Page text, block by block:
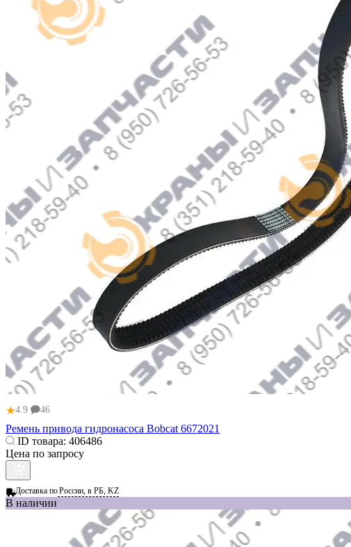
★4.9 46
Ремень привода гидронасоса Bobcat 6672021
ID товара: 406486
Цена по запросу
Доставка поРоссии, в РБ, KZ
В наличии